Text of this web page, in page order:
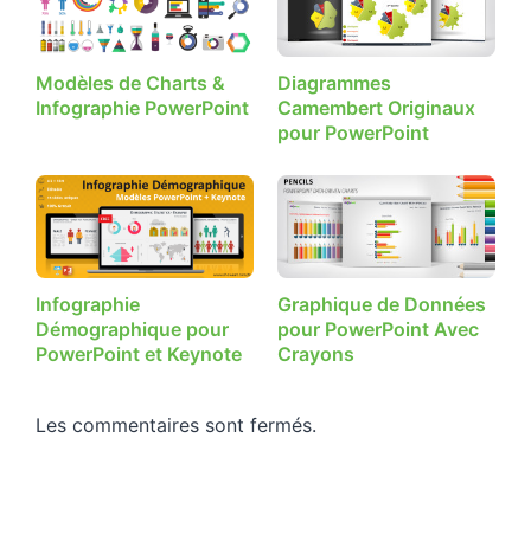
Modèles de Charts &
Infographie PowerPoint
Diagrammes
Camembert Originaux
pour PowerPoint
Infographie
Démographique pour
PowerPoint et Keynote
Graphique de Données
pour PowerPoint Avec
Crayons
Les commentaires sont fermés.